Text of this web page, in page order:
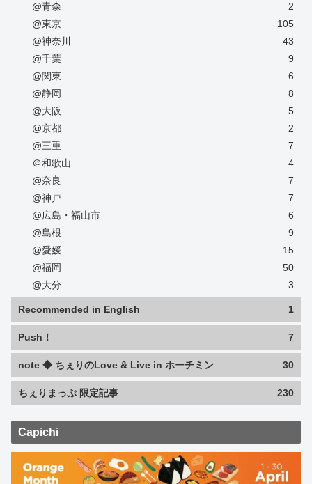
@青森
2
@東京
105
@神奈川
43
@千葉
9
@関東
6
@静岡
8
@大阪
5
@京都
2
@三重
7
＠和歌山
4
@奈良
7
@神戸
7
@広島・福山市
6
@島根
9
@愛媛
15
@福岡
50
@大分
3
Recommended in English 1
Push！ 7
note ◆ ちぇりのLove & Live in ホーチミン 30
ちぇりまっぷ 限定記事 230
Capichi